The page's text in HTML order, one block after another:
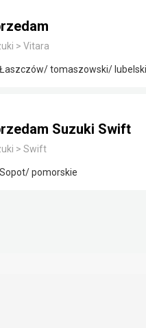
> Vitara
Łaszczów/ tomaszowski/
Suzuki Swift
> Swift
Sopot/ pomorskie